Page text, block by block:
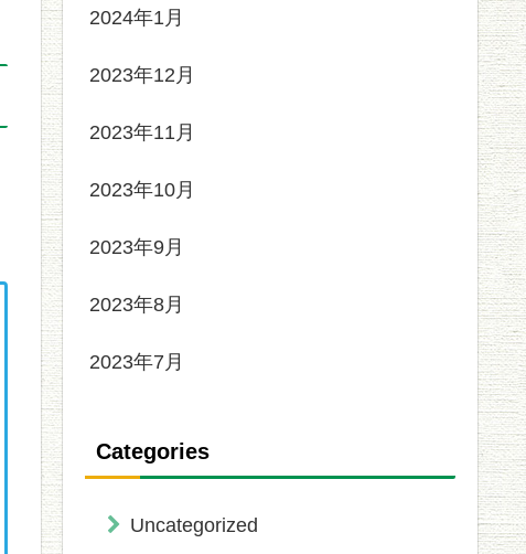
2024年1月
2023年12月
2023年11月
2023年10月
2023年9月
2023年8月
2023年7月
Categories
Uncategorized